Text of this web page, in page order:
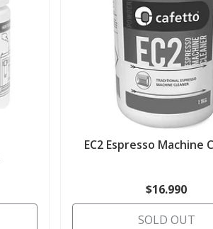
EC2 Espresso Machine
$16.990
SOLD OUT